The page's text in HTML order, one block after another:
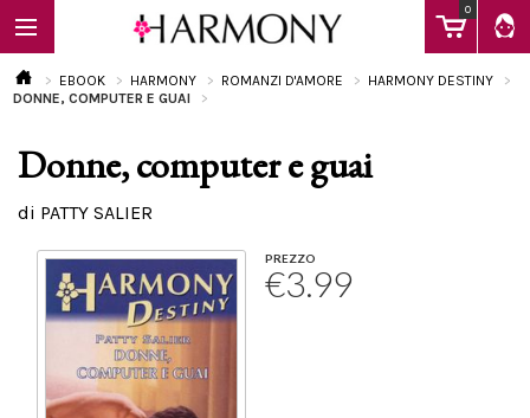
0
EBOOK
Calendario
EBOOK HARMONY ROMANZI D'AMORE
HARMONY DESTINY
DONNE, COMPUTER E GUAI
Donne, computer e guai
di PATTY SALIER
PREZZO
€3.99